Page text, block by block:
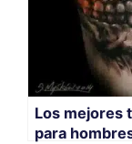
Los mejores
para